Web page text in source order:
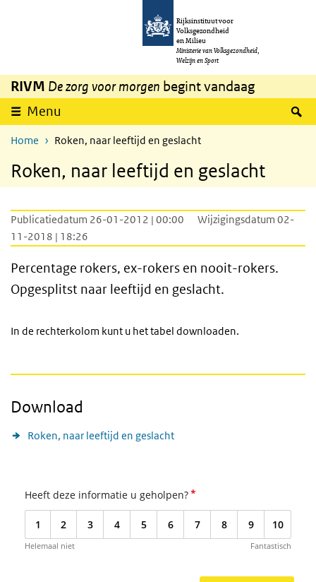
Overslaan en naar de inhoud gaan
Rijksinstituut voor
Volksgezondheid
en Milieu
Ministerie van Volksgezondheid,
Welzijn en Sport
RIVM De zorg voor morgen begint vandaag
Menu
Home Roken, naar leeftijd en geslacht
Roken, naar leeftijd en geslacht
Publicatiedatum 26-01-2012 | 00:00
Wijzigingsdatum 02-
11-2018 | 18:26
Percentage rokers, ex-rokers en nooit-rokers.
Opgesplitst naar leeftijd en geslacht.
In de rechterkolom kunt u het tabel downloaden.
Download
Roken, naar leeftijd en geslacht
Heeft deze informatie u geholpen?*
1 2 3 4 5 6 7 8 9 10
Helemaal niet Fantastisch